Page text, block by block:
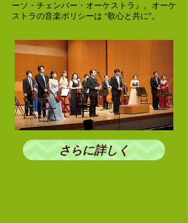
ーソ・チェンバー・オーケストラ』。オーケ
ストラの音楽ポリシーは “歌心と共に”。
さらに詳しく